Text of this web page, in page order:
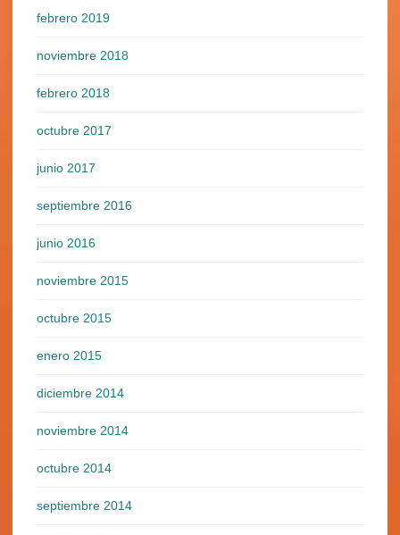
febrero 2019
noviembre 2018
febrero 2018
octubre 2017
junio 2017
septiembre 2016
junio 2016
noviembre 2015
octubre 2015
enero 2015
diciembre 2014
noviembre 2014
octubre 2014
septiembre 2014